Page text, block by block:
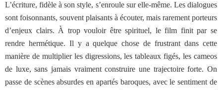
L’écriture, fidèle à son style, s’enroule sur elle-même. Les dialogues
sont foisonnants, souvent plaisants à écouter, mais rarement porteurs
d’enjeux clairs. À trop vouloir être spirituel, le film finit par se
rendre hermétique. Il y a quelque chose de frustrant dans cette
manière de multiplier les digressions, les tableaux figés, les cameos
de luxe, sans jamais vraiment construire une trajectoire forte. On
passe de scènes absurdes en apartés baroques, avec le sentiment de